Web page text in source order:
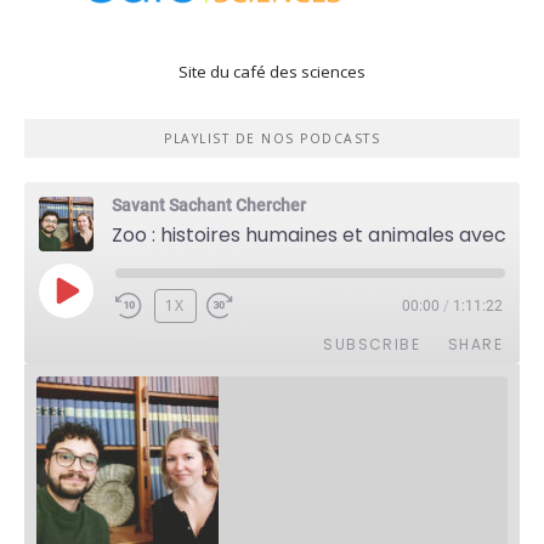
Site du café des sciences
PLAYLIST DE NOS PODCASTS
Savant Sachant Chercher
PLAY
EPISODE
1X 00:00 / 1:11:22
SUBSCRIBE SHARE